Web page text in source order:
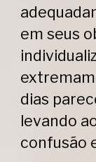
em seus
dias
levando
confusão